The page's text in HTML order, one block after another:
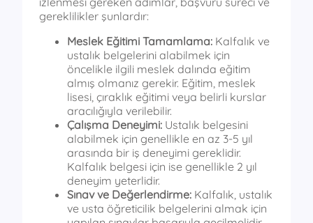
gereklilikler şunlardır:
Meslek Eğitimi Tamamlama: Kalfalık ve
ustalık belgelerini alabilmek için
öncelikle ilgili meslek dalında eğitim
almış olmanız gerekir. Eğitim, meslek
lisesi, çıraklık eğitimi veya belirli kurslar
aracılığıyla verilebilir.
Çalışma Deneyimi: Ustalık belgesini
alabilmek için genellikle en az 3-5 yıl
arasında bir iş deneyimi gereklidir.
Kalfalık belgesi için ise genellikle 2 yıl
deneyim yeterlidir.
Sınav ve Değerlendirme: Kalfalık, ustalık
ve usta öğreticilik belgelerini almak için